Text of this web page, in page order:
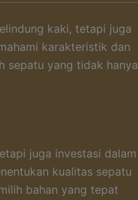
kaki, tetapi juga
karakteristik dan
sepatu yang tidak hanya
juga investasi dalam
kualitas sepatu
bahan yang tepat